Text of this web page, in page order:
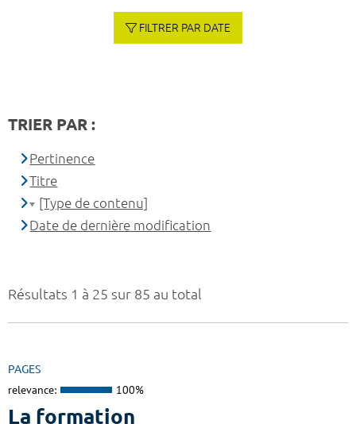
Résultats 1 à 25 sur 85 au total
PAGES
relevance: 100%
La formation
FILTRER PAR DATE
TRIER PAR :
Pertinence
Titre
[Type de contenu]
Date de dernière modification